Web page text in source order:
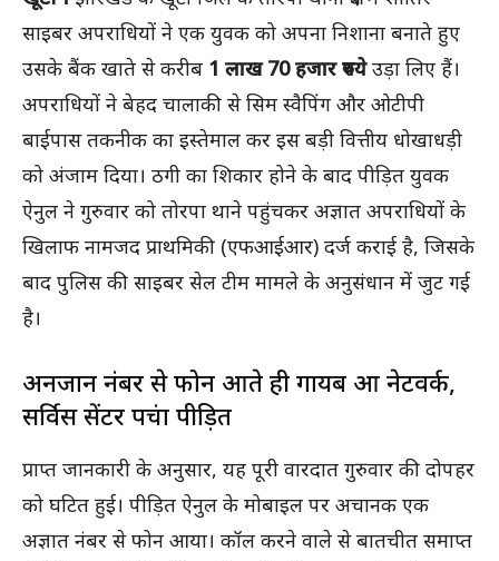
साइबर अपराधियों ने एक युवक को अपना निशाना बनाते हुए
उसके बैंक खाते से करीब 1 लाख 70 हजार रुपयेउड़ा लिए हैं।
अपराधियों ने बेहद चालाकी से सिम स्वैपिंग और ओटीपी
बाईपास तकनीक का इस्तेमाल कर इस बड़ी वित्तीय धोखाधड़ी
को अंजाम दिया। ठगी का शिकार होने के बाद पीड़ित युवक
ऐनुल ने गुरुवार को तोरपा थाने पहुंचकर अज्ञात अपराधियों के
खिलाफ नामजद प्राथमिकी (एफआईआर) दर्ज कराई है, जिसके
बाद पुलिस की साइबर सेल टीम मामले के अनुसंधान में जुट गई
है।
अनजान नंबर से फोन आते ही गायब हुआ नेटवर्क,
सर्विस सेंटर पहुंचा पीड़ित
प्राप्त जानकारी के अनुसार, यह पूरी वारदात गुरुवार की दोपहर
को घटित हुई। पीड़ित ऐनुल के मोबाइल पर अचानक एक
अज्ञात नंबर से फोन आया। कॉल करने वाले से बातचीत समाप्त